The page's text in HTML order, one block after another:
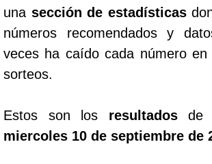
una sección de estadísticas
números recomendados y
veces ha caído cada número
sorteos.
Estos son los resultadosde
miercoles 10 de septiembre de